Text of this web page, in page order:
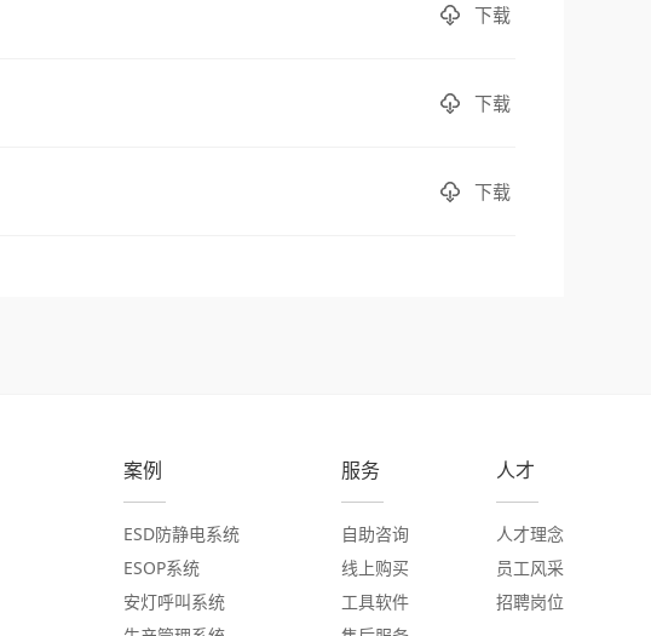
下载
下载
下载
案例
ESD防静电系统
ESOP系统
安灯呼叫系统
服务
自助咨询
线上购买
工具软件
人才
人才理念
员工风采
招聘岗位